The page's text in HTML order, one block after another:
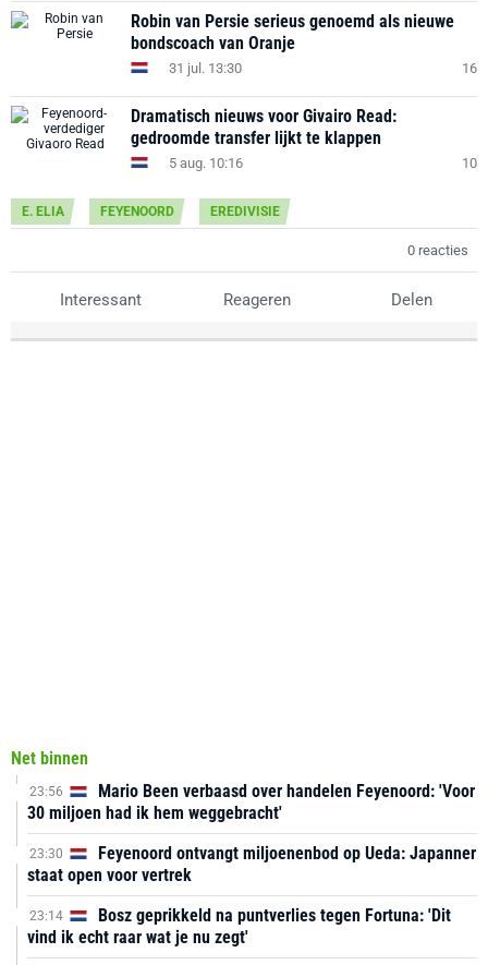
Robin van Persie serieus genoemd als nieuwe
bondscoach van Oranje
31 jul. 13:30 16
Dramatisch nieuws voor Givairo Read:
gedroomde transfer lijkt te klappen
5 aug. 10:16 10
E. ELIA FEYENOORD EREDIVISIE
0 reacties
Interessant Reageren Delen
Net binnen
23:56
Mario Been verbaasd over handelen Feyenoord: 'Voor
30 miljoen had ik hem weggebracht'
23:30
Feyenoord ontvangt miljoenenbod op Ueda: Japanner
staat open voor vertrek
23:14
Bosz geprikkeld na puntverlies tegen Fortuna: 'Dit
vind ik echt raar wat je nu zegt'